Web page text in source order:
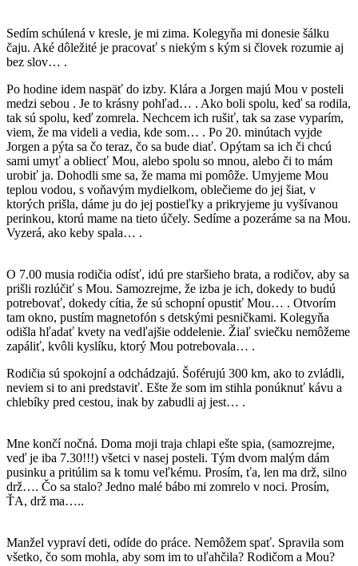
Sedím schúlená v kresle, je mi zima. Kolegyňa mi donesie šálku
čaju. Aké dôležité je pracovať s niekým s kým si človek rozumie aj
bez slov… .
Po hodine idem naspäť do izby. Klára a Jorgen majú Mou v posteli
medzi sebou . Je to krásny pohľad… . Ako boli spolu, keď sa rodila,
tak sú spolu, keď zomrela. Nechcem ich rušiť, tak sa zase vyparím,
viem, že ma videli a vedia, kde som… . Po 20. minútach vyjde
Jorgen a pýta sa čo teraz, čo sa bude diať. Opýtam sa ich či chcú
sami umyť a obliecť Mou, alebo spolu so mnou, alebo či to mám
urobiť ja. Dohodli sme sa, že mama mi pomôže. Umyjeme Mou
teplou vodou, s voňavým mydielkom, oblečieme do jej šiat, v
ktorých prišla, dáme ju do jej postieľky a prikryjeme ju vyšívanou
perinkou, ktorú mame na tieto účely. Sedíme a pozeráme sa na Mou.
Vyzerá, ako keby spala… .
O 7.00 musia rodičia odísť, idú pre staršieho brata, a rodičov, aby sa
prišli rozlúčiť s Mou. Samozrejme, že izba je ich, dokedy to budú
potrebovať, dokedy cítia, že sú schopní opustiť Mou… . Otvorím
tam okno, pustím magnetofón s detskými pesničkami. Kolegyňa
odišla hľadať kvety na vedľajšie oddelenie. Žiaľ sviečku nemôžeme
zapáliť, kvôli kyslíku, ktorý Mou potrebovala… .
Rodičia sú spokojní a odchádzajú. Šoférujú 300 km, ako to zvládli,
neviem si to ani predstaviť. Ešte že som im stihla ponúknuť kávu a
chlebíky pred cestou, inak by zabudli aj jest… .
Mne končí nočná. Doma moji traja chlapi ešte spia, (samozrejme,
veď je iba 7.30!!!) všetci v nasej posteli. Tým dvom malým dám
pusinku a pritúlim sa k tomu veľkému. Prosím, ťa, len ma drž, silno
drž…. Čo sa stalo? Jedno malé bábo mi zomrelo v noci. Prosím,
ŤA, drž ma…..
Manžel vypraví deti, odíde do práce. Nemôžem spať. Spravila som
všetko, čo som mohla, aby som im to uľahčila? Rodičom a Mou?